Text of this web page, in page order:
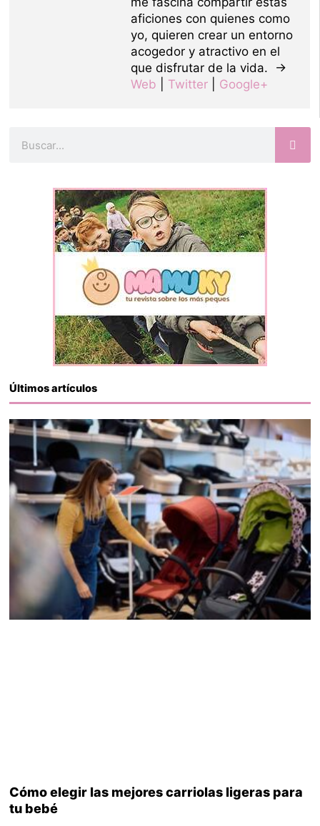
aficiones con quienes como
yo, quieren crear un entorno
acogedor y atractivo en el
que disfrutar de la vida. →
Web
Twitter| Google+
Últimos artículos
Cómo elegir las mejores carriolas ligeras para
tu bebé